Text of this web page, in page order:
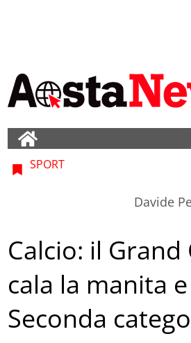
SPORT
Davide
Calcio: il
cala la manita
Seconda